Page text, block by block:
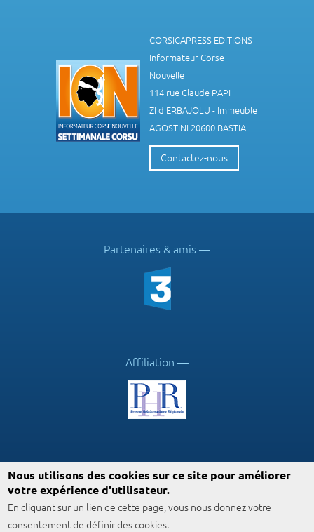
CORSICAPRESS EDITIONS
Informateur Corse
Nouvelle
114 rue Claude PAPI
ZI d'ERBAJOLU - Immeuble
AGOSTINI 20600 BASTIA
Contactez-nous
Partenaires & amis
Affiliation
Suivez ICN
Nous utilisons des cookies sur ce site pour améliorer
votre expérience d'utilisateur.
En cliquant sur un lien de cette page, vous nous donnez votre
consentement de définir des cookies.